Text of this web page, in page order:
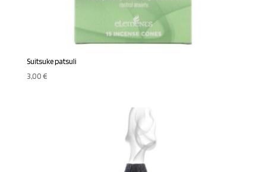
Suitsuke patsuli
3,00€